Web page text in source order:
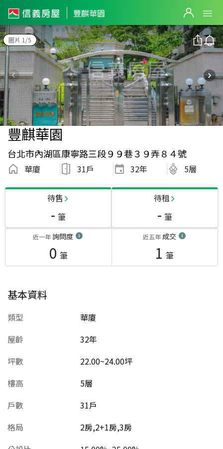
豐麒華園
圖片 1/5
豐麒華園
台北市內湖區康寧路三段９９巷３９弄８４號
華廈 31戶 32年 5層
待售
- 筆
待租
- 筆
近一年詢問度
0 筆
近五年成交
1 筆
基本資料
類型
華廈
屋齡
32年
坪數
22.00~24.00坪
樓高
5層
戶數
31戶
格局
2房,2+1房,3房